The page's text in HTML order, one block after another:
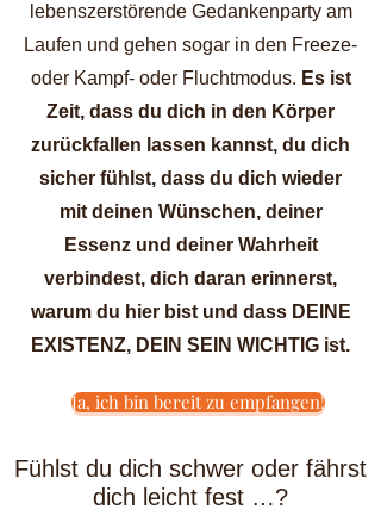
lebenszerstörende Gedankenparty am
Laufen und gehen sogar in den Freeze-
oder Kampf- oder Fluchtmodus. Es ist
Zeit, dass du dich in den Körper
zurückfallen lassen kannst, du dich
sicher fühlst, dass du dich wieder
mit deinen Wünschen, deiner
Essenz und deiner Wahrheit
verbindest, dich daran erinnerst,
warum du hier bist und dass DEINE
EXISTENZ, DEIN SEIN WICHTIG ist.
Ja, ich bin bereit zu empfangen!
Fühlst du dich schwer oder fährst
dich leicht fest …?